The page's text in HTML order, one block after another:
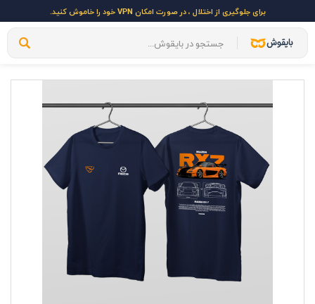
برای جلوگیری از اختلال ، در صورت امکان VPN خود را خاموش کنید.